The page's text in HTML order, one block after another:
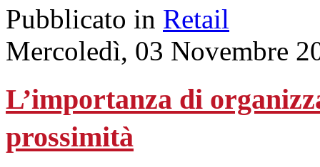
Pubblicato in Retail
Mercoledì, 03 Novembre
L’importanza di
prossimità